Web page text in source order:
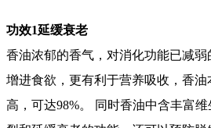
功效1延缓衰老
香油浓郁的香气，对消化功能已减
增进食欲，更有利于营养吸收，香
高，可达98%。 同时香油中含丰富